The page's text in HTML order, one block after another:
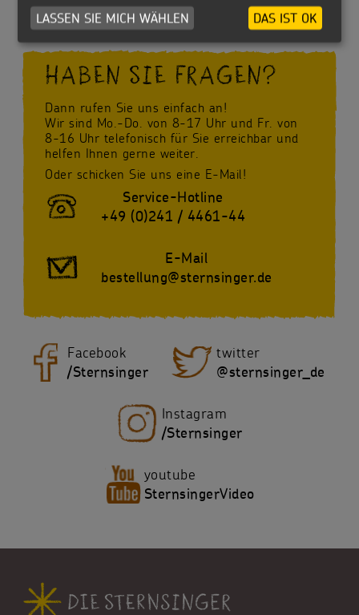
HABEN SIE FRAGEN?
Dann rufen Sie uns einfach an!
Wir sind Mo.-Do. von 8-17 Uhr und Fr. von
8-16 Uhr telefonisch für Sie erreichbar und
helfen Ihnen gerne weiter.
Oder schicken Sie uns eine E-Mail!
Service-Hotline
+49 (0)241 / 4461-44
E-Mail
bestellung@sternsinger.de
Facebook
/Sternsinger
twitter
@sternsinger_de
Instagram
/Sternsinger
youtube
SternsingerVideo
LASSEN SIE MICH WÄHLEN DAS IST OK